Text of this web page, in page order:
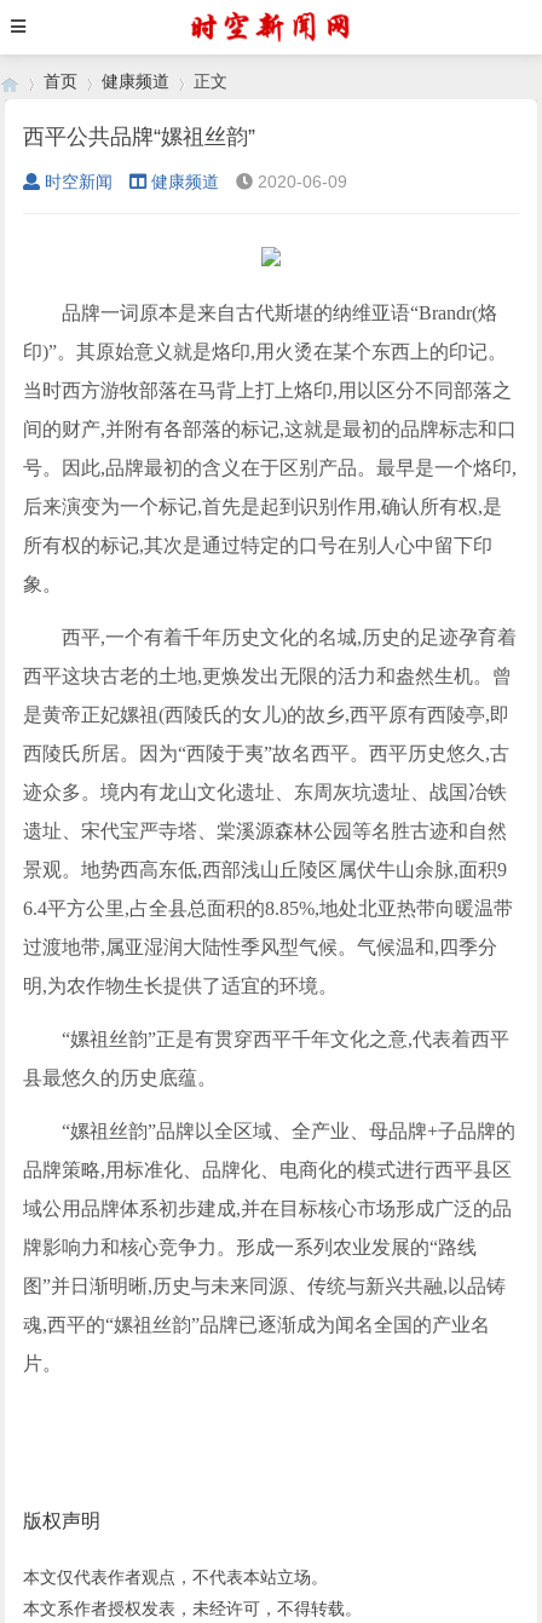
›
首页
›
健康频道
›
正文
西平公共品牌“嫘祖丝韵”
时空新闻 健康频道 2020-06-09
品牌一词原本是来自古代斯堪的纳维亚语“Brandr(烙
印)”。其原始意义就是烙印,用火烫在某个东西上的印记。
当时西方游牧部落在马背上打上烙印,用以区分不同部落之
间的财产,并附有各部落的标记,这就是最初的品牌标志和口
号。因此,品牌最初的含义在于区别产品。最早是一个烙印,
后来演变为一个标记,首先是起到识别作用,确认所有权,是
所有权的标记,其次是通过特定的口号在别人心中留下印
象。
西平,一个有着千年历史文化的名城,历史的足迹孕育着
西平这块古老的土地,更焕发出无限的活力和盎然生机。曾
是黄帝正妃嫘祖(西陵氏的女儿)的故乡,西平原有西陵亭,即
西陵氏所居。因为“西陵于夷”故名西平。西平历史悠久,古
迹众多。境内有龙山文化遗址、东周灰坑遗址、战国冶铁
遗址、宋代宝严寺塔、棠溪源森林公园等名胜古迹和自然
景观。地势西高东低,西部浅山丘陵区属伏牛山余脉,面积9
6.4平方公里,占全县总面积的8.85%,地处北亚热带向暖温带
过渡地带,属亚湿润大陆性季风型气候。气候温和,四季分
明,为农作物生长提供了适宜的环境。
“嫘祖丝韵”正是有贯穿西平千年文化之意,代表着西平
县最悠久的历史底蕴。
“嫘祖丝韵”品牌以全区域、全产业、母品牌+子品牌的
品牌策略,用标准化、品牌化、电商化的模式进行西平县区
域公用品牌体系初步建成,并在目标核心市场形成广泛的品
牌影响力和核心竞争力。形成一系列农业发展的“路线
图”并日渐明晰,历史与未来同源、传统与新兴共融,以品铸
魂,西平的“嫘祖丝韵”品牌已逐渐成为闻名全国的产业名
片。
版权声明
本文仅代表作者观点，不代表本站立场。
本文系作者授权发表，未经许可，不得转载。